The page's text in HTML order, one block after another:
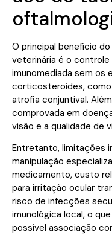
O principal benefício
veterinária é o
imunomediada sem
corticosteroides,
atrofia conjuntival.
comprovada em
visão e a qualidade de
Entretanto, limitações
manipulação
medicamento, custo
para irritação ocular
risco de infecções
imunológica local, o
possível associação